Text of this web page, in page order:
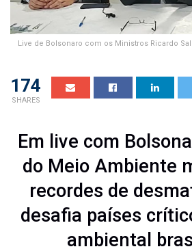
Live de Bolsonaro com os Ministros Ricardo
174
SHARES
Em live com
do Meio Ambiente
recordes de
desafia países
ambiental